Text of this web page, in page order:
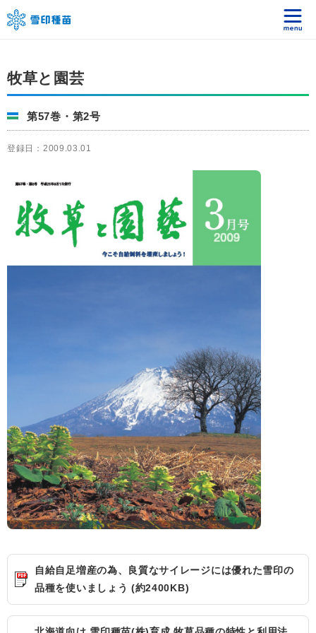
牧草と園芸
第57巻・第2号
登録日：2009.03.01
自給自足増産の為、良質なサイレージには優れた雪印の
品種を使いましょう (約2400KB)